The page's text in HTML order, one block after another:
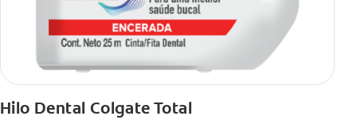
Hilo Dental Colgate Total